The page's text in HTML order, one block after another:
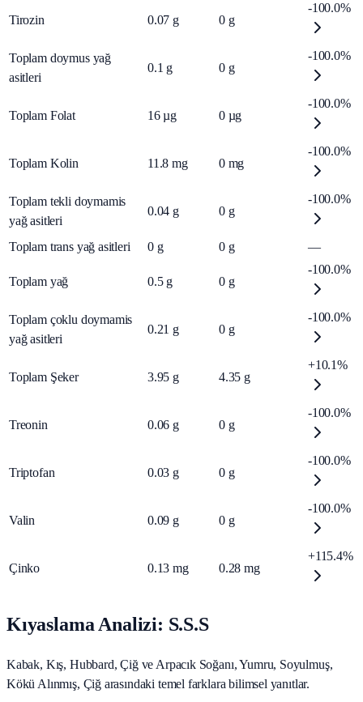
Tirozin 0.07 g 0 g
-100.0%
Toplam doymus yağ
asitleri
0.1 g 0 g
-100.0%
Toplam Folat 16 µg 0 µg
-100.0%
Toplam Kolin 11.8 mg 0 mg
-100.0%
Toplam tekli doymamis
yağ asitleri
0.04 g 0 g
-100.0%
Toplam trans yağ asitleri 0 g 0 g —
Toplam yağ 0.5 g 0 g
-100.0%
Toplam çoklu doymamis
yağ asitleri
0.21 g 0 g
-100.0%
Toplam Şeker 3.95 g 4.35 g
+10.1%
Treonin 0.06 g 0 g
-100.0%
Triptofan 0.03 g 0 g
-100.0%
Valin 0.09 g 0 g
-100.0%
Çinko 0.13 mg 0.28 mg
+115.4%
Kıyaslama Analizi: S.S.S
Kabak, Kış, Hubbard, Çiğ ve Arpacık Soğanı, Yumru, Soyulmuş,
Kökü Alınmış, Çiğ arasındaki temel farklara bilimsel yanıtlar.